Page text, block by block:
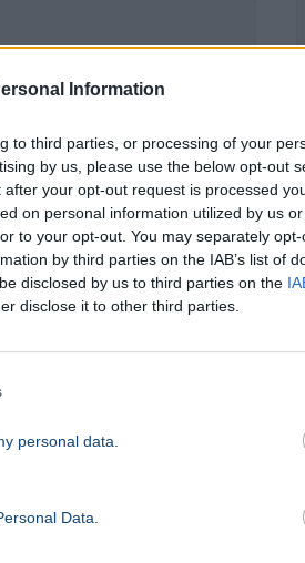
Information
to third parties, or processing of your
by us, please use the below opt-out
your opt-out request is processed
on personal information utilized by us
to your opt-out. You may separately
by third parties on the IAB’s list of
disclosed by us to third parties on the
disclose it to other third parties.
personal data.
Data.
ügy miatt